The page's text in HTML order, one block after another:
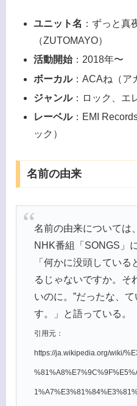
ユニット名 ：ずっと真
（ZUTOMAYO）
活動開始：2018年〜
ボーカル：ACAね（ア
ジャンル：ロック、エ
レーベル：EMI
ック）
名前の由来
名前の由来については
NHK番組「SONGS」
「何かに没頭してい
るじゃないですか。そ
いのに。”だったな、
す。」と語っている。
引用元：
https://ja.wikipedia.org/wiki/